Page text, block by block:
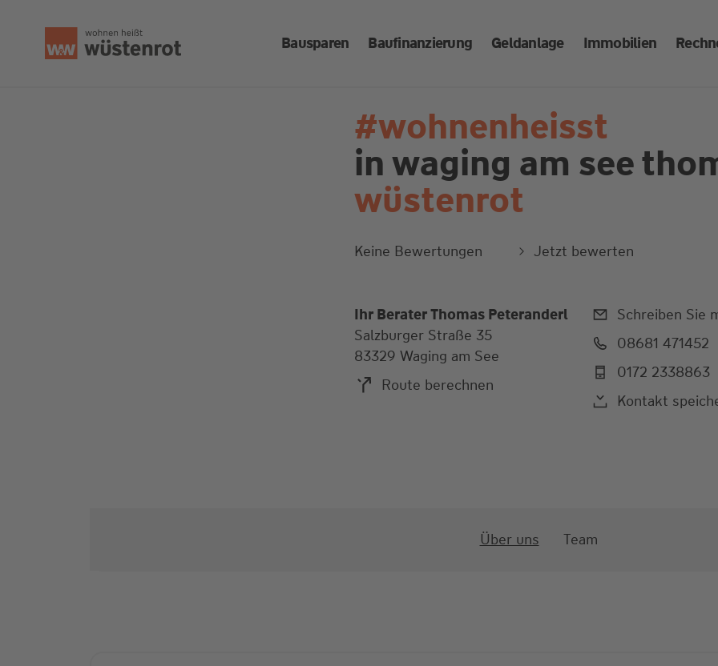
Bausparen Baufinanzierung Geldanlage Immobilien
#wohnenheisst
in waging am see
wüstenrot
Keine Bewertungen Jetzt bewerten
Ihr Berater Thomas Peteranderl
Salzburger Straße 35
83329 Waging am See
Route berechnen
Schreiben Sie
08681 471452
0172 2338863
Kontakt
Über uns Team